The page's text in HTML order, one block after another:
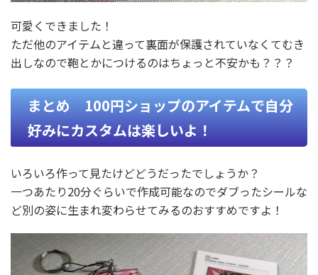
可愛くできました！
ただ他のアイテムと違って裏面が保護されていなくてむき
出しなので鞄とかにつけるのはちょっと不安かも？？？
まとめ 100円ショップのアイテムで自分
好みにカスタムは楽しいよ！
いろいろ作って見たけどどうだったでしょうか？
一つあたり20分ぐらいで作成可能なのでダブったシールな
ど別の姿に生まれ変わらせてみるのおすすめですよ！